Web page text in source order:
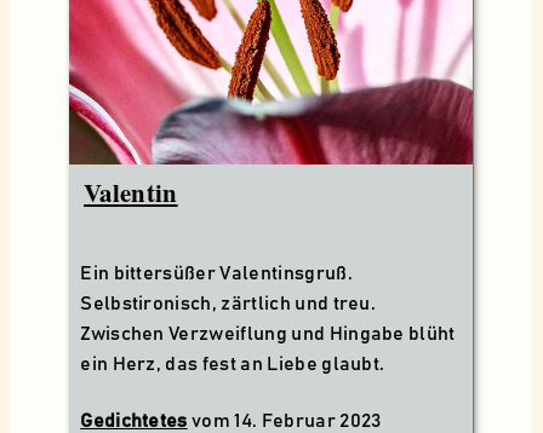
Valentin
Ein bittersüßer Valentinsgruß.
Selbstironisch, zärtlich und treu.
Zwischen Verzweiflung und Hingabe blüht
ein Herz, das fest an Liebe glaubt.
Gedichtetes vom14. Februar 2023